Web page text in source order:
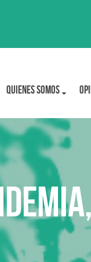
Quienes Somos